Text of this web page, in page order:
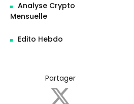
Analyse Crypto
Mensuelle
Edito Hebdo
Partager